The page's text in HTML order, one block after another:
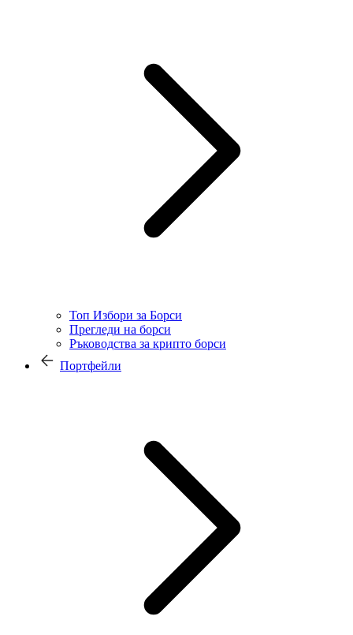
Топ Избори за Борси
Прегледи на борси
Ръководства за крипто борси
Портфейли